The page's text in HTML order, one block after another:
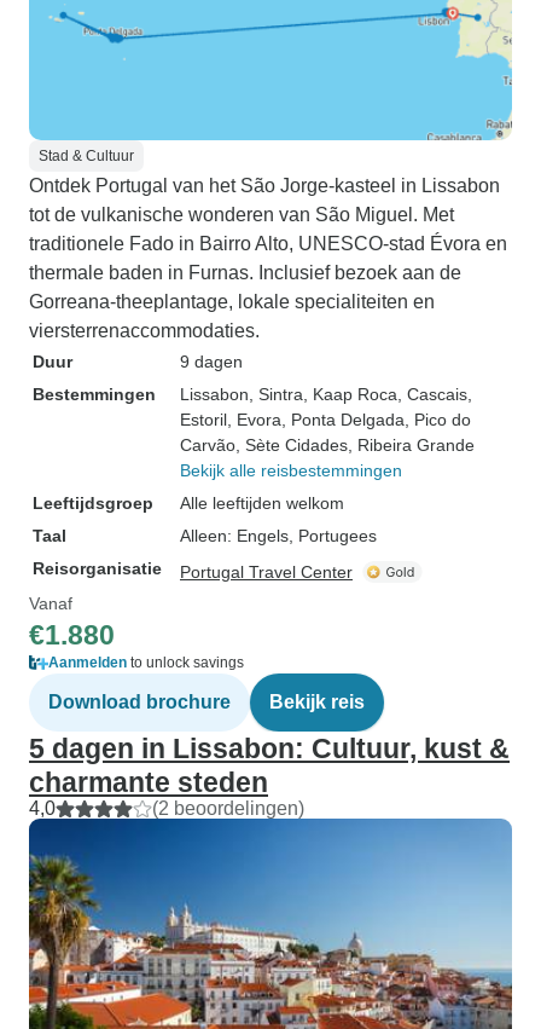
Stad & Cultuur
Ontdek Portugal van het São Jorge-kasteel in Lissabon
tot de vulkanische wonderen van São Miguel. Met
traditionele Fado in Bairro Alto, UNESCO-stad Évora en
thermale baden in Furnas. Inclusief bezoek aan de
Gorreana-theeplantage, lokale specialiteiten en
viersterrenaccommodaties.
Duur
9 dagen
Bestemmingen
Lissabon , Sintra , Kaap Roca , Cascais
Estoril , Evora , Ponta Delgada , Pico do
Carvão , Sète Cidades , Ribeira Grande
Bekijk alle reisbestemmingen
Leeftijdsgroep
Alle leeftijden welkom
Taal
Alleen: Engels, Portugees
Reisorganisatie
Portugal Travel Center
Vanaf
€1.880
Aanmelden to unlock savings
Download brochure Bekijk reis
5 dagen in Lissabon: Cultuur, kust &
charmante steden
4,0 (2 beoordelingen)